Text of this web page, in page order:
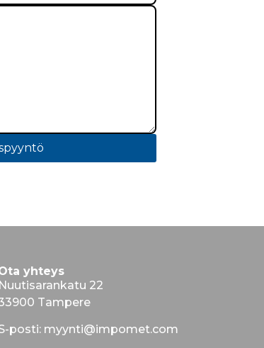
yhteys
Nuutisarankatu 22
Tampere
posti: myynti@impomet.com